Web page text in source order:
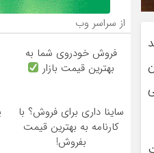
از سراسر وب
فروش خودروی شما به
بهترین قیمت بازار
ساینا داری برای فروش؟ با
کارنامه به بهترین قیمت
بفروش!